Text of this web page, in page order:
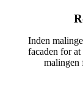
Inden
facaden for
malingen